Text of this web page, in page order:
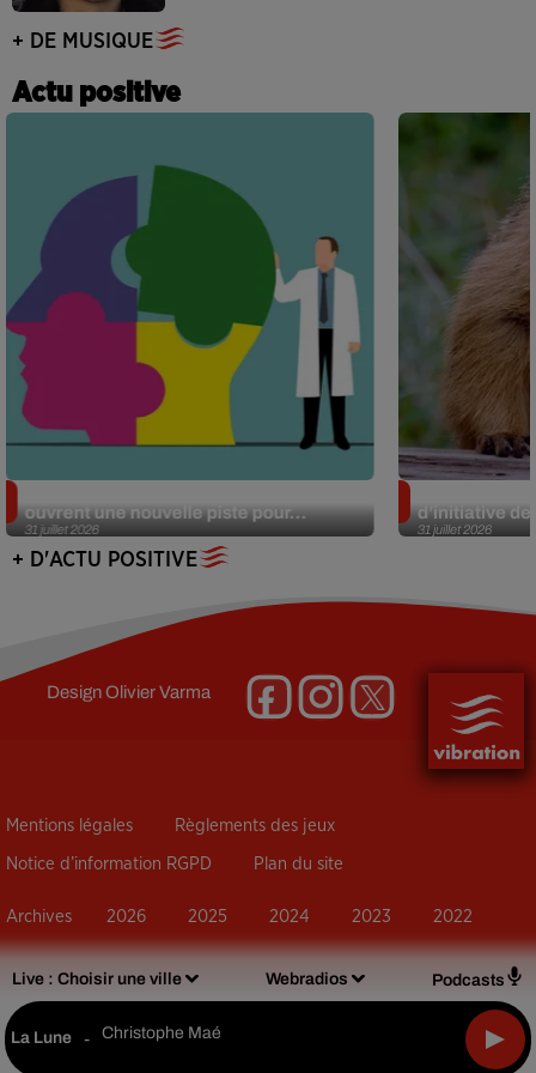
Live : Choisir une ville Webradios Podcasts
La Lune - Christophe Maé
+ DE MUSIQUE
Actu positive
31 juillet 2026
ouvrent une nouvelle piste pour...
31 juillet 2026
d’initiative
+ D'ACTU POSITIVE
DesignOlivier Varma
Mentions légales Règlements des jeux
Notice d’information RGPD Plan du site
Archives 2026 2025 2024 2023 2022